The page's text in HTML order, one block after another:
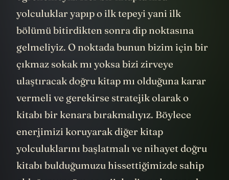
yolculuklar yapıp o ilk tepeyi yani ilk
bölümü bitirdikten sonra dip noktasına
gelmeliyiz. O noktada bunun bizim için bir
çıkmaz sokak mı yoksa bizi zirveye
ulaştıracak doğru kitap mı olduğuna karar
vermeli ve gerekirse stratejik olarak o
kitabı bir kenara bırakmalıyız. Böylece
enerjimizi koruyarak diğer kitap
yolculuklarını başlatmalı ve nihayet doğru
kitabı bulduğumuzu hissettiğimizde sahip